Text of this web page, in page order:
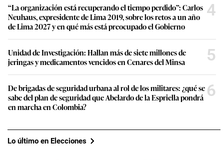
“La organización está recuperando el tiempo perdido”: Carlos
Neuhaus, expresidente de Lima 2019, sobre los retos a un año
de Lima 2027 y en qué más está preocupado el Gobierno
4
Unidad de Investigación: Hallan más de siete millones de
jeringas y medicamentos vencidos en Cenares del Minsa
5
De brigadas de seguridad urbana al rol de los militares: ¿qué se
sabe del plan de seguridad que Abelardo de la Espriella pondrá
en marcha en Colombia?
6
Lo último en Elecciones